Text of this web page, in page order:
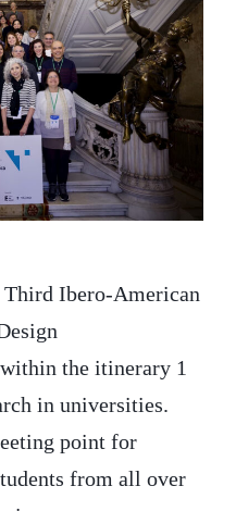
Third Ibero-American
the itinerary 1
in universities.
point for
from all over